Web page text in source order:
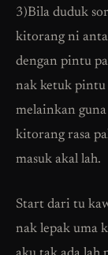
3)Bila duduk
kitorang ni
dengan pintu
nak ketuk pintu
melainkan
kitorang rasa
masuk akal lah.
Start dari tu
nak lepak uma